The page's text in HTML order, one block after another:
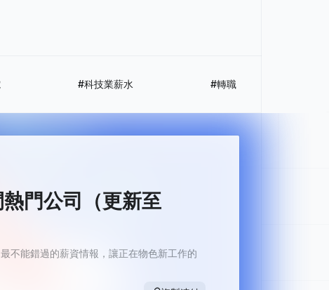
#科技業薪水 #轉職
門公司（更新至
不能錯過的薪資情報，讓正在物色新工作的